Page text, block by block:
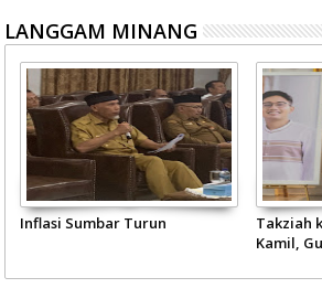
LANGGAM MINANG
Inflasi Sumbar Turun
Takziah
Kamil,